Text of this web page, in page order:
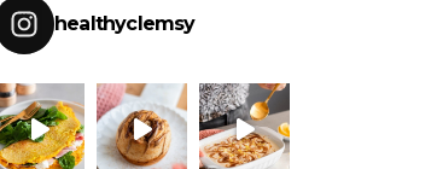
healthyclemsy